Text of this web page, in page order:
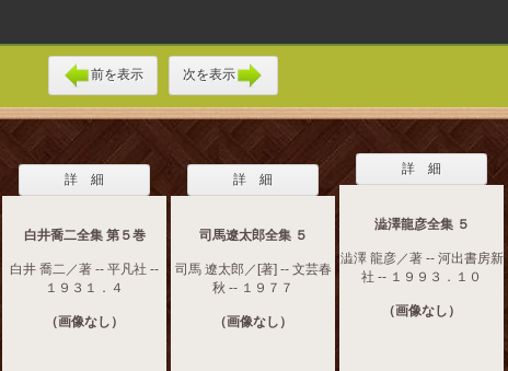
前を表示 次を表示
詳 細
白井喬二全集 第５巻
白井 喬二／著 -- 平凡社 --
１９３１．４
（画像なし）
詳 細
司馬遼太郎全集 ５
司馬 遼太郎／[著] -- 文芸春
秋 -- １９７７
（画像なし）
詳 細
澁澤龍彦全集 ５
澁澤 龍彦／著 -- 河出書房新
社 -- １９９３．１０
（画像なし）